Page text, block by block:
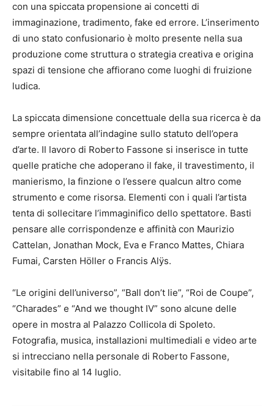
con una spiccata propensione ai concetti di
immaginazione, tradimento, fake ed errore. L’inserimento
di uno stato confusionario è molto presente nella sua
produzione come struttura o strategia creativa e origina
spazi di tensione che affiorano come luoghi di fruizione
ludica.
La spiccata dimensione concettuale della sua ricerca è da
sempre orientata all’indagine sullo statuto dell’opera
d’arte. Il lavoro di Roberto Fassone si inserisce in tutte
quelle pratiche che adoperano il fake, il travestimento, il
manierismo, la finzione o l’essere qualcun altro come
strumento e come risorsa. Elementi con i quali l’artista
tenta di sollecitare l’immaginifico dello spettatore. Basti
pensare alle corrispondenze e affinità con Maurizio
Cattelan, Jonathan Mock, Eva e Franco Mattes, Chiara
Fumai, Carsten Höller o Francis Alÿs.
“Le origini dell’universo”, “Ball don’t lie”, “Roi de Coupe”,
“Charades” e “And we thought IV” sono alcune delle
opere in mostra al Palazzo Collicola di Spoleto.
Fotografia, musica, installazioni multimediali e video arte
si intrecciano nella personale di Roberto Fassone,
visitabile fino al 14 luglio.